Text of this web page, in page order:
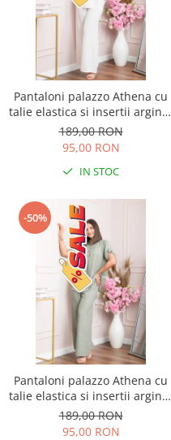
Pantaloni palazzo Athena cu
talie elastica si insertii argintii
- Alb
189,00 RON
95,00 RON
IN STOC
-50%
Pantaloni palazzo Athena cu
talie elastica si insertii argintii
- Kaki
189,00 RON
95,00 RON